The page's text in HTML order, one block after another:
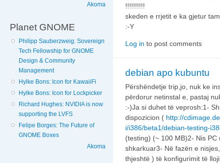
Akoma
Planet GNOME
Philipp Sauberzweig: Sovereign
Tech Fellowship for GNOME
Design & Community
Management
Hylke Bons: Icon for KawaiiFi
Hylke Bons: Icon for Lockpicker
Richard Hughes: NVIDIA is now
supporting the LVFS
Felipe Borges: The Future of
GNOME Boxes
Akoma
!!!!!!!!!!
skeden e rrjetit e ka gjetur
:-Y
Log in to post comments
debian apo kubuntu
Përshëndetje trip,jo, nuk ke
përdorur netinstal e, pastaj
:-)Ja si duhet të veprosh:1-
dispozicion ( http://
i/i386/beta1/debian-testing-
(testing) (~ 100 MB)2- Nis
shkarkuar3- Në fazën e
thjeshtë ) të konfigurimit të